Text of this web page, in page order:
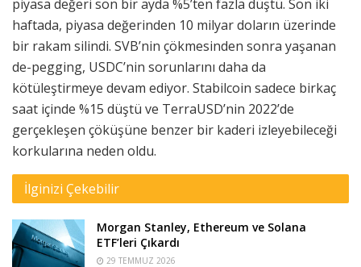
piyasa değeri son bir ayda %5’ten fazla düştü. Son iki
haftada, piyasa değerinden 10 milyar doların üzerinde
bir rakam silindi. SVB’nin çökmesinden sonra yaşanan
de-pegging, USDC’nin sorunlarını daha da
kötüleştirmeye devam ediyor. Stabilcoin sadece birkaç
saat içinde %15 düştü ve TerraUSD’nin 2022’de
gerçekleşen çöküşüne benzer bir kaderi izleyebileceği
korkularına neden oldu.
İlginizi Çekebilir
Morgan Stanley, Ethereum ve Solana
ETF’leri Çıkardı
29 TEMMUZ 2026